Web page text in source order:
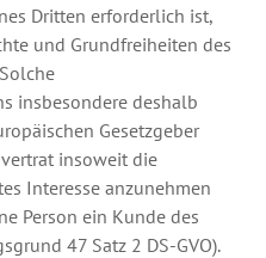
Dritten erforderlich ist,
und Grundfreiheiten des
insbesondere deshalb
Gesetzgeber
insoweit die
Interesse anzunehmen
Person ein Kunde des
47 Satz 2 DS-GVO).